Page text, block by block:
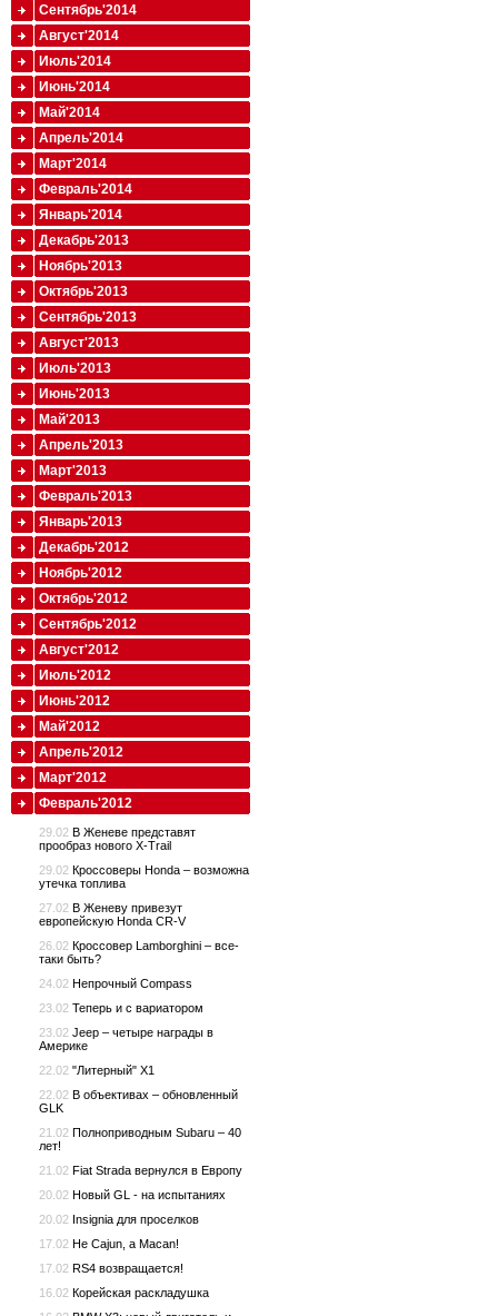
Сентябрь'2014
Август'2014
Июль'2014
Июнь'2014
Май'2014
Апрель'2014
Март'2014
Февраль'2014
Январь'2014
Декабрь'2013
Ноябрь'2013
Октябрь'2013
Сентябрь'2013
Август'2013
Июль'2013
Июнь'2013
Май'2013
Апрель'2013
Март'2013
Февраль'2013
Январь'2013
Декабрь'2012
Ноябрь'2012
Октябрь'2012
Сентябрь'2012
Август'2012
Июль'2012
Июнь'2012
Май'2012
Апрель'2012
Март'2012
Февраль'2012
29.02 В Женеве представят
прообраз нового X-Trail
29.02 Кроссоверы Honda – возможна
утечка топлива
27.02 В Женеву привезут
европейскую Honda CR-V
26.02 Кроссовер Lamborghini – все-
таки быть?
24.02 Непрочный Compass
23.02 Теперь и с вариатором
23.02 Jeep – четыре награды в
Америке
22.02 "Литерный" X1
22.02 В объективах – обновленный
GLK
21.02 Полноприводным Subaru – 40
лет!
21.02 Fiat Strada вернулся в Европу
20.02 Новый GL - на испытаниях
20.02 Insignia для проселков
17.02 Не Cajun, а Macan!
17.02 RS4 возвращается!
16.02 Корейская раскладушка